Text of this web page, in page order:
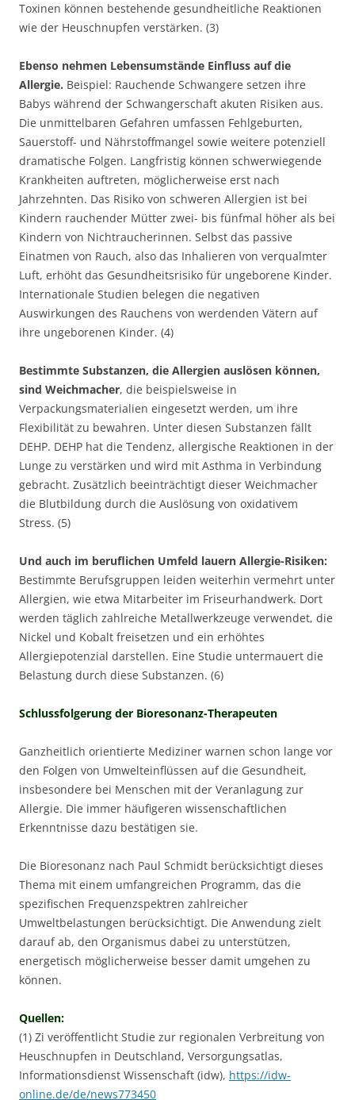
Toxinen können bestehende gesundheitliche Reaktionen
wie der Heuschnupfen verstärken. (3)
Ebenso nehmen Lebensumstände Einfluss auf die
Allergie. Beispiel: Rauchende Schwangere setzen ihre
Babys während der Schwangerschaft akuten Risiken aus.
Die unmittelbaren Gefahren umfassen Fehlgeburten,
Sauerstoff- und Nährstoffmangel sowie weitere potenziell
dramatische Folgen. Langfristig können schwerwiegende
Krankheiten auftreten, möglicherweise erst nach
Jahrzehnten. Das Risiko von schweren Allergien ist bei
Kindern rauchender Mütter zwei- bis fünfmal höher als bei
Kindern von Nichtraucherinnen. Selbst das passive
Einatmen von Rauch, also das Inhalieren von verqualmter
Luft, erhöht das Gesundheitsrisiko für ungeborene Kinder.
Internationale Studien belegen die negativen
Auswirkungen des Rauchens von werdenden Vätern auf
ihre ungeborenen Kinder. (4)
Bestimmte Substanzen, die Allergien auslösen können,
sind Weichmacher, die beispielsweise in
Verpackungsmaterialien eingesetzt werden, um ihre
Flexibilität zu bewahren. Unter diesen Substanzen fällt
DEHP. DEHP hat die Tendenz, allergische Reaktionen in der
Lunge zu verstärken und wird mit Asthma in Verbindung
gebracht. Zusätzlich beeinträchtigt dieser Weichmacher
die Blutbildung durch die Auslösung von oxidativem
Stress. (5)
Und auch im beruflichen Umfeld lauern Allergie-Risiken:
Bestimmte Berufsgruppen leiden weiterhin vermehrt unter
Allergien, wie etwa Mitarbeiter im Friseurhandwerk. Dort
werden täglich zahlreiche Metallwerkzeuge verwendet, die
Nickel und Kobalt freisetzen und ein erhöhtes
Allergiepotenzial darstellen. Eine Studie untermauert die
Belastung durch diese Substanzen. (6)
Schlussfolgerung der Bioresonanz-Therapeuten
Ganzheitlich orientierte Mediziner warnen schon lange vor
den Folgen von Umwelteinflüssen auf die Gesundheit,
insbesondere bei Menschen mit der Veranlagung zur
Allergie. Die immer häufigeren wissenschaftlichen
Erkenntnisse dazu bestätigen sie.
Die Bioresonanz nach Paul Schmidt berücksichtigt dieses
Thema mit einem umfangreichen Programm, das die
spezifischen Frequenzspektren zahlreicher
Umweltbelastungen berücksichtigt. Die Anwendung zielt
darauf ab, den Organismus dabei zu unterstützen,
energetisch möglicherweise besser damit umgehen zu
können.
Quellen:
(1) Zi veröffentlicht Studie zur regionalen Verbreitung von
Heuschnupfen in Deutschland, Versorgungsatlas,
Informationsdienst Wissenschaft (idw), https://idw-
online.de/de/news773450